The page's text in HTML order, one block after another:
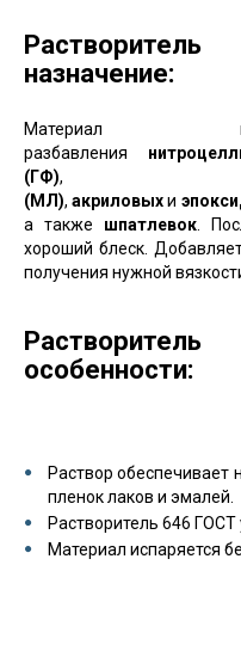
назначение:
Материал
разбавления
(ГФ)
(МЛ),акриловыхи
а также шпатлевок.
хороший блеск.
получения нужной
особенности:
Раствор обеспечивает
пленок лаков и эмалей.
Растворитель 646 ГОСТ
Материал испаряется